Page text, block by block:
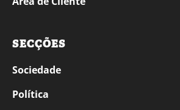
SECÇÕES
Sociedade
Política